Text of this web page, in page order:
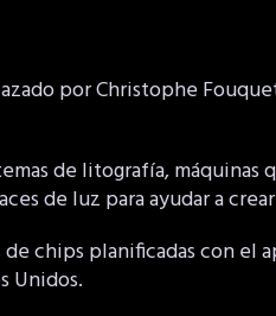
por Christophe
de litografía,
de luz para ayudar a
chips planificadas con el
Unidos.